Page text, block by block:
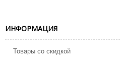
ИНФОРМАЦИЯ
Товары со скидкой